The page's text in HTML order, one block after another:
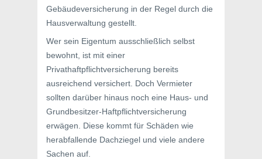
Gebäudeversicherung in der Regel durch die
Hausverwaltung gestellt.
Wer sein Eigentum ausschließlich selbst
bewohnt, ist mit einer
Privathaftpflichtversicherung bereits
ausreichend versichert. Doch Vermieter
sollten darüber hinaus noch eine Haus- und
Grundbesitzer-Haftpflichtversicherung
erwägen. Diese kommt für Schäden wie
herabfallende Dachziegel und viele andere
Sachen auf.